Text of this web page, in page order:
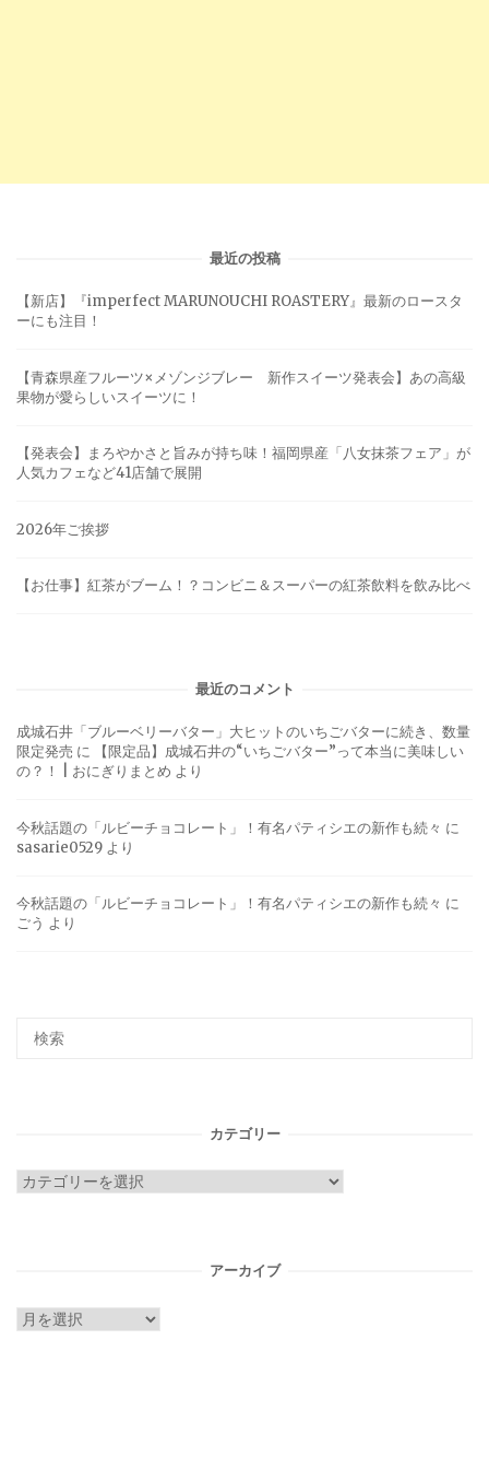
最近の投稿
【新店】『imperfect MARUNOUCHI ROASTERY』最新のロースタ
ーにも注目！
【青森県産フルーツ×メゾンジブレー 新作スイーツ発表会】あの高級
果物が愛らしいスイーツに！
【発表会】まろやかさと旨みが持ち味！福岡県産「八女抹茶フェア」が
人気カフェなど41店舗で展開
2026年ご挨拶
【お仕事】紅茶がブーム！？コンビニ＆スーパーの紅茶飲料を飲み比べ
最近のコメント
成城石井「ブルーベリーバター」大ヒットのいちごバターに続き、数量
限定発売 に
【限定品】成城石井の“いちごバター”って本当に美味しい
の？！ | おにぎりまとめ より
今秋話題の「ルビーチョコレート」！有名パティシエの新作も続々 に
sasarie0529 より
今秋話題の「ルビーチョコレート」！有名パティシエの新作も続々 に
ごう より
カテゴリー
カ
アーカイブ
ア